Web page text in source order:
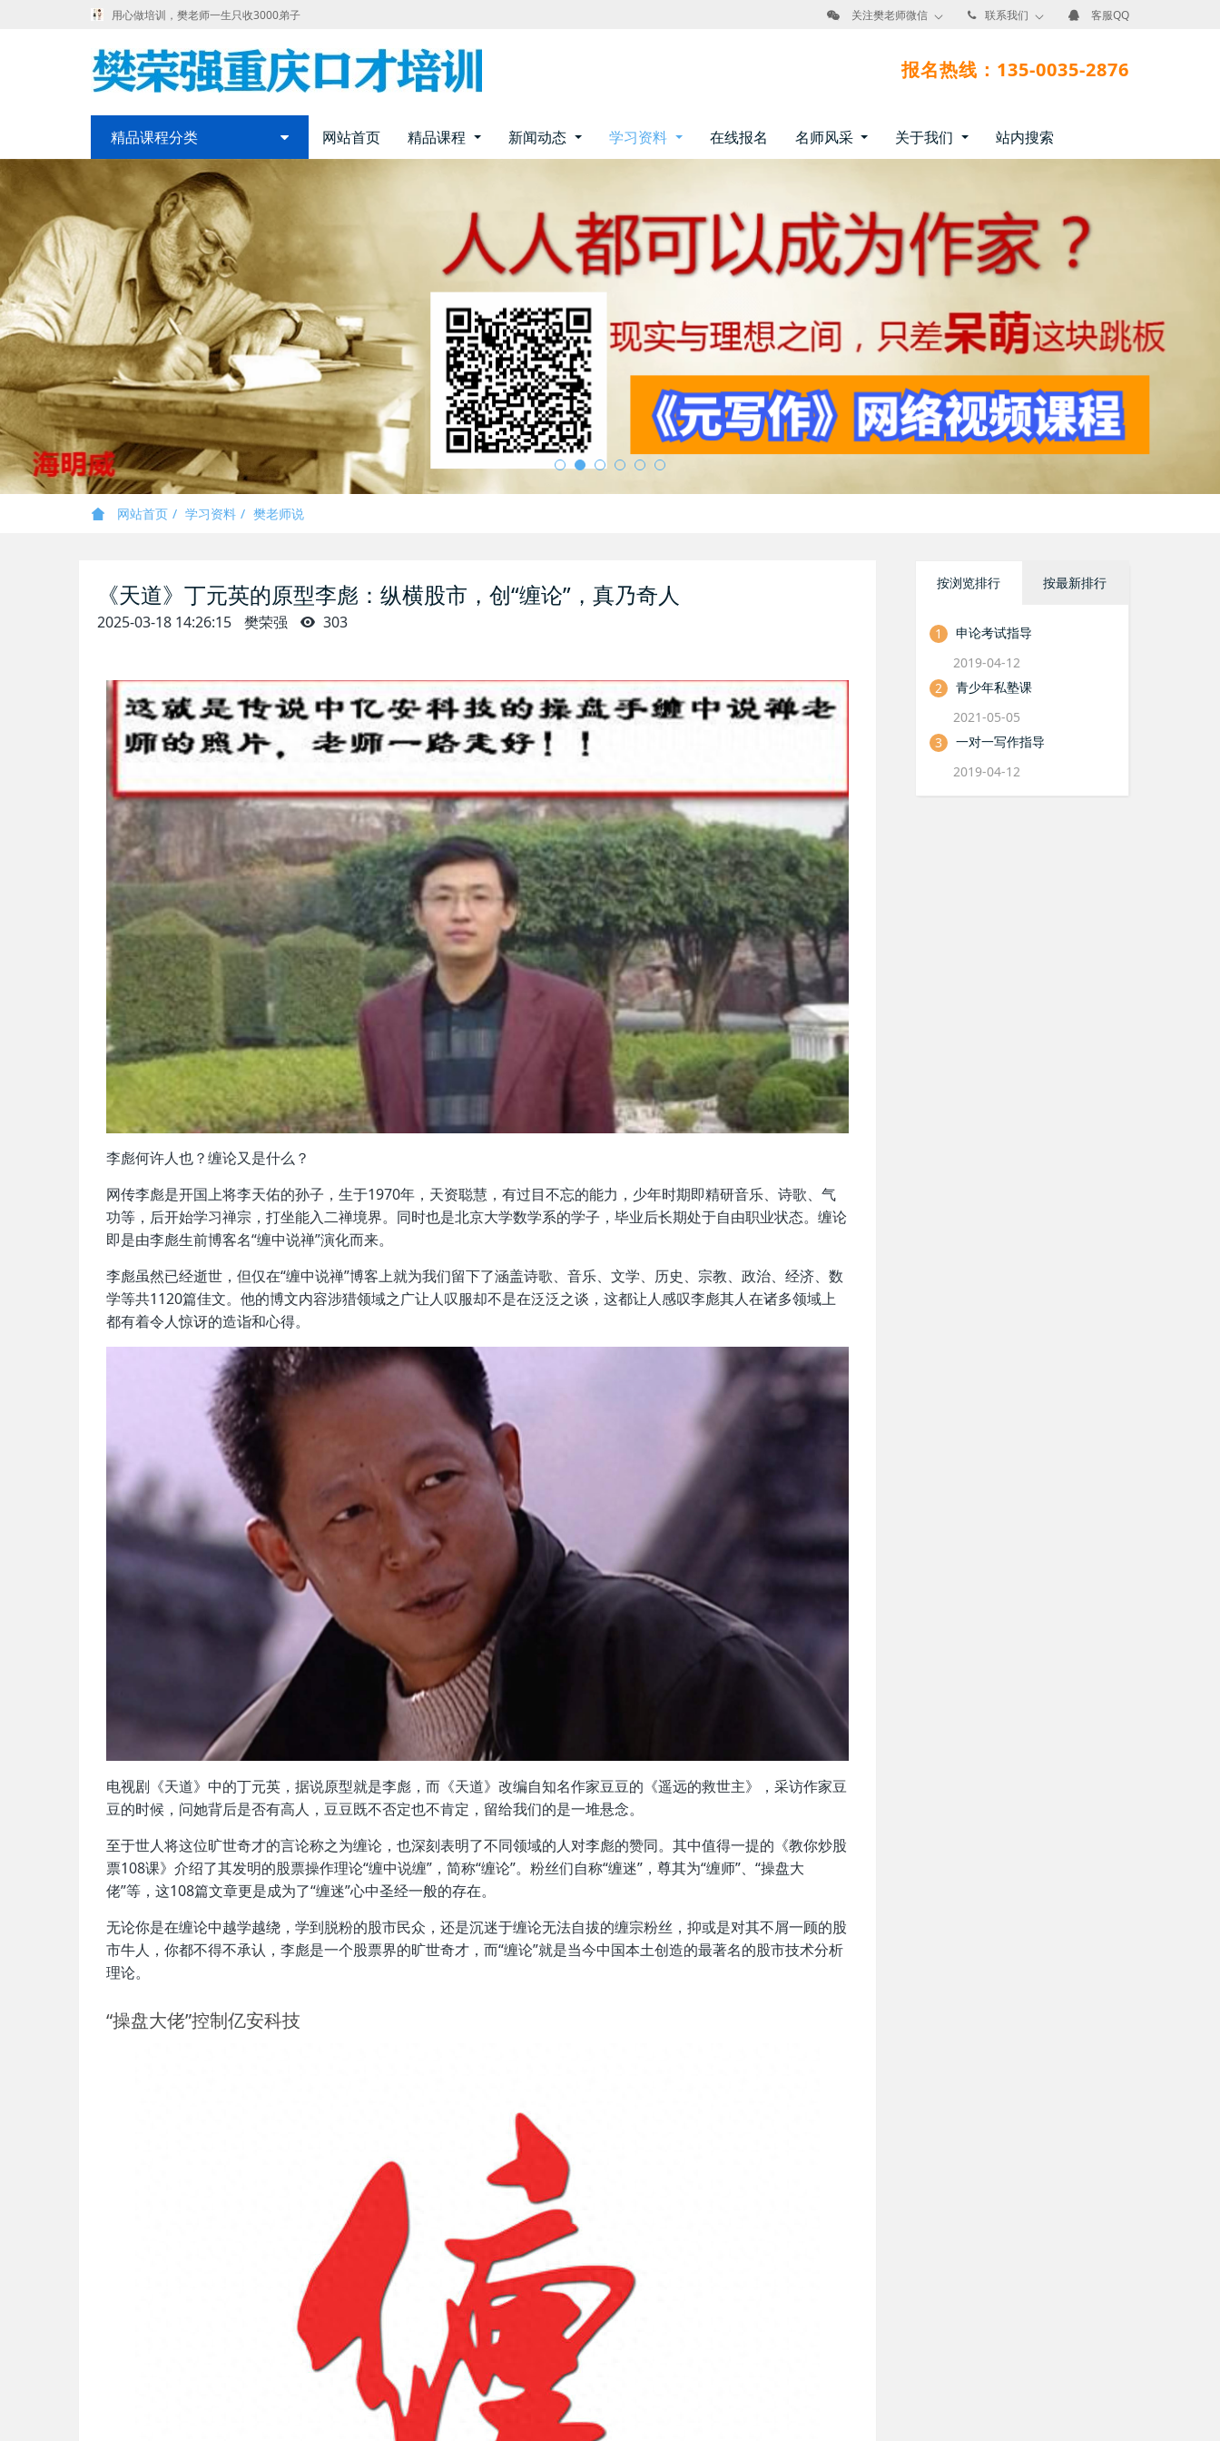
用心做培训，樊老师一生只收3000弟子 关注樊老师微信 联系我们 客服QQ
报名热线：135-0035-2876
精品课程分类 网站首页 精品课程 新闻动态 学习资料 在线报名 名师风采 关于我们 站内搜索
网站首页 学习资料 樊老师说
《天道》丁元英的原型李彪：纵横股市，创“缠论”，真乃奇人
2025-03-18 14:26:15 樊荣强 303
李彪何许人也？缠论又是什么？
网传李彪是开国上将李天佑的孙子，生于1970年，天资聪慧，有过目不忘的能力，少年时期即精研音乐、诗歌、气
功等，后开始学习禅宗，打坐能入二禅境界。同时也是北京大学数学系的学子，毕业后长期处于自由职业状态。缠论
即是由李彪生前博客名“缠中说禅”演化而来。
李彪虽然已经逝世，但仅在“缠中说禅”博客上就为我们留下了涵盖诗歌、音乐、文学、历史、宗教、政治、经济、数
学等共1120篇佳文。他的博文内容涉猎领域之广让人叹服却不是在泛泛之谈，这都让人感叹李彪其人在诸多领域上
都有着令人惊讶的造诣和心得。
电视剧《天道》中的丁元英，据说原型就是李彪，而《天道》改编自知名作家豆豆的《遥远的救世主》，采访作家豆
豆的时候，问她背后是否有高人，豆豆既不否定也不肯定，留给我们的是一堆悬念。
至于世人将这位旷世奇才的言论称之为缠论，也深刻表明了不同领域的人对李彪的赞同。其中值得一提的《教你炒股
票108课》介绍了其发明的股票操作理论“缠中说缠”，简称“缠论”。粉丝们自称“缠迷”，尊其为“缠师”、“操盘大
佬”等，这108篇文章更是成为了“缠迷”心中圣经一般的存在。
无论你是在缠论中越学越绕，学到脱粉的股市民众，还是沉迷于缠论无法自拔的缠宗粉丝，抑或是对其不屑一顾的股
市牛人，你都不得不承认，李彪是一个股票界的旷世奇才，而“缠论”就是当今中国本土创造的最著名的股市技术分析
理论。
“操盘大佬”控制亿安科技
按浏览排行 按最新排行
1
申论考试指导
2019-04-12
2
青少年私塾课
2021-05-05
3
一对一写作指导
2019-04-12